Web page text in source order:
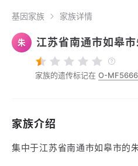
基因家族 家族详情
朱 江苏省南通市如皋
家族的遗传标记在 O-
家族介绍
集中于江苏省南通市如皋市的